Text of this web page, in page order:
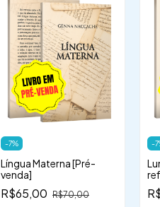
-7%
Língua Materna [Pré-
venda]
R$65,00 R$70,00
-7